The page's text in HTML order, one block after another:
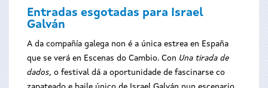
Entradas esgotadas para Israel
Galván
A da compañía galega non é a única estrea en España
que se verá en Escenas do Cambio. Con Una tirada de
dados, o festival dá a oportunidade de fascinarse co